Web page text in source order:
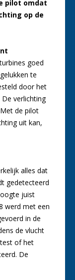
pilot omdat
op de
goed
te
door het
verlichting
de pilot
uit kan,
alles dat
gedetecteerd
juist
werd met een
in de
de vlucht
of het
De